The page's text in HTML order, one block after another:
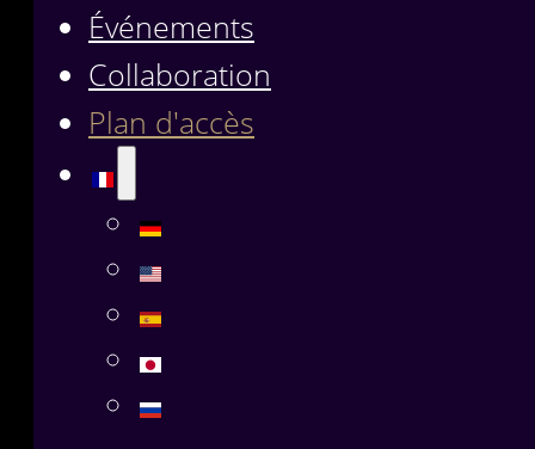
Événements
Collaboration
Plan d'accès